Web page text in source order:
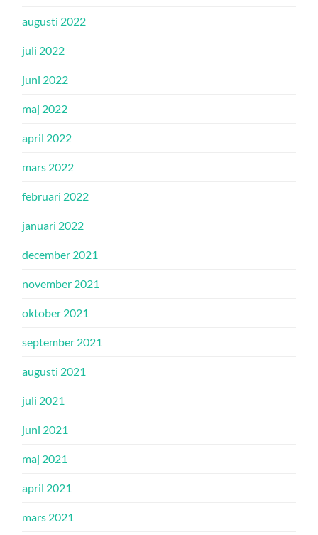
augusti 2022
juli 2022
juni 2022
maj 2022
april 2022
mars 2022
februari 2022
januari 2022
december 2021
november 2021
oktober 2021
september 2021
augusti 2021
juli 2021
juni 2021
maj 2021
april 2021
mars 2021